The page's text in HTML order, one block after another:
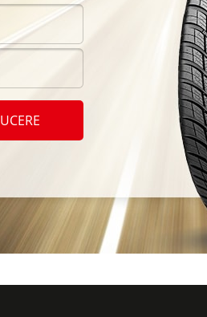
extinsă
Serviciul de
De la:3 256MDL/un